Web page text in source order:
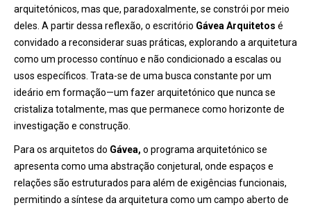
arquitetónicos, mas que, paradoxalmente, se constrói por meio
deles. A partir dessa reflexão, o escritório Gávea Arquitetos é
convidado a reconsiderar suas práticas, explorando a arquitetura
como um processo contínuo e não condicionado a escalas ou
usos específicos. Trata-se de uma busca constante por um
ideário em formação—um fazer arquitetónico que nunca se
cristaliza totalmente, mas que permanece como horizonte de
investigação e construção.
Para os arquitetos do Gávea, o programa arquitetónico se
apresenta como uma abstração conjetural, onde espaços e
relações são estruturados para além de exigências funcionais,
permitindo a síntese da arquitetura como um campo aberto de